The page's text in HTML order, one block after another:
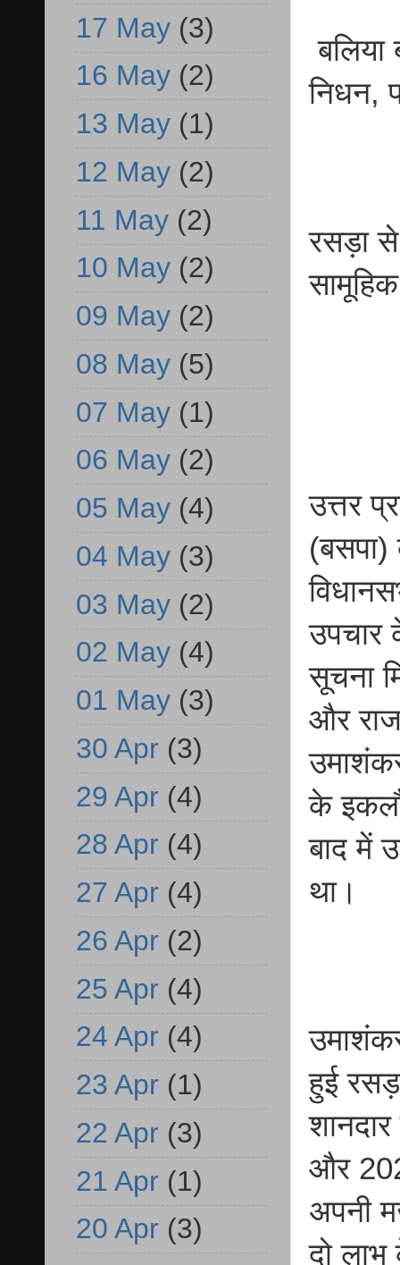
निधन,
रसड़ा
उत्तर
(बसपा)
उपचार
सूचना
और
के
बाद में
था।
हुई
और
अपनी
दो
17 May (3)
16 May (2)
13 May (1)
12 May (2)
11 May (2)
10 May (2)
09 May (2)
08 May (5)
07 May (1)
06 May (2)
05 May (4)
04 May (3)
03 May (2)
02 May (4)
01 May (3)
30 Apr (3)
29 Apr (4)
28 Apr (4)
27 Apr (4)
26 Apr (2)
25 Apr (4)
24 Apr (4)
23 Apr (1)
22 Apr (3)
21 Apr (1)
20 Apr (3)